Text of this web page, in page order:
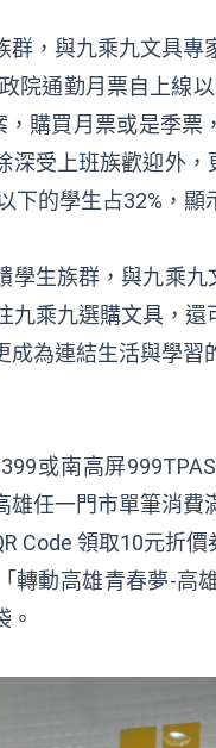
群，與九乘九文具專
院通勤月票自上線
購買月票或是季
深受上班族歡迎外
下的學生占32%，顯
學生族群，與九乘
九乘九選購文具，
為連結生活與學習
或南高屏
雄任一門市單筆消費
Code 領取10元折
轉動高雄青春夢-高
。